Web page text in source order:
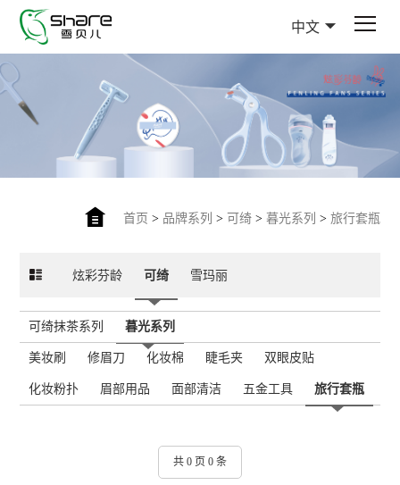
中文
首页 > 品牌系列 > 可绮> 暮光系列 > 旅行套瓶
炫彩芬龄 可绮 雪玛丽
可绮抹茶系列 暮光系列
美妆刷 修眉刀 化妆棉 睫毛夹 双眼皮贴
化妆粉扑 眉部用品 面部清洁 五金工具 旅行套瓶
共 0 页 0 条